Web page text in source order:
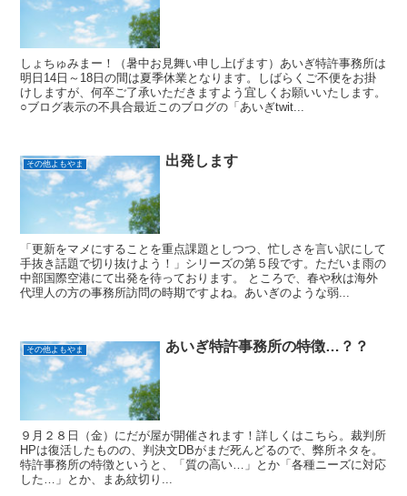
しょちゅみまー！（暑中お見舞い申し上げます）あいぎ特許事務所は
明日14日～18日の間は夏季休業となります。しばらくご不便をお掛
けしますが、何卒ご了承いただきますよう宜しくお願いいたします。
○ブログ表示の不具合最近このブログの「あいぎtwit...
その他よもやま 出発します
「更新をマメにすることを重点課題としつつ、忙しさを言い訳にして
手抜き話題で切り抜けよう！」シリーズの第５段です。ただいま雨の
中部国際空港にて出発を待っております。 ところで、春や秋は海外
代理人の方の事務所訪問の時期ですよね。あいぎのような弱...
その他よもやま あいぎ特許事務所の特徴…？？
９月２８日（金）にだが屋が開催されます！詳しくはこちら。裁判所
HPは復活したものの、判決文DBがまだ死んどるので、弊所ネタを。
特許事務所の特徴というと、「質の高い…」とか「各種ニーズに対応
した…」とか、まあ紋切り...